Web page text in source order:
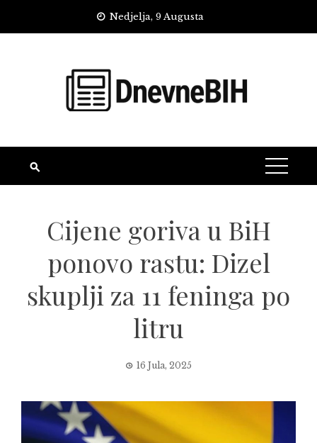
Nedjelja, 9 Augusta
Cijene goriva u BiH
ponovo rastu: Dizel
skuplji za 11 feninga po
litru
16 Jula, 2025